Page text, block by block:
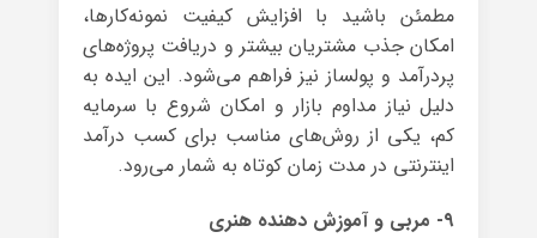
مطمئن باشید با افزایش کیفیت نمونه‌کارها،
امکان جذب مشتریان بیشتر و دریافت پروژه‌های
پردرآمد و پولساز نیز فراهم می‌شود. این ایده به
دلیل نیاز مداوم بازار و امکان شروع با سرمایه
کم، یکی از روش‌های مناسب برای کسب درآمد
اینترنتی در مدت زمان کوتاه به شمار می‌رود.
۹- مربی و آموزش دهنده هنری